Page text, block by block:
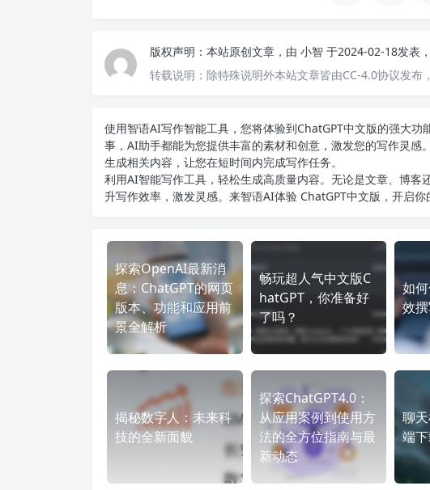
版权声明： 本站原创文章，由 小智 于2024-02-18发表
转载说明： 除特殊说明外本站文章皆由CC-4.0协议发布
使用智语AI写作智能工具，您将体验到ChatGPT中文版的强大
事，AI助手都能为您提供丰富的素材和创意，激发您的写作灵
生成相关内容，让您在短时间内完成写作任务。
利用AI智能写作工具，轻松生成高质量内容。无论是文章、博客
升写作效率，激发灵感。来智语AI体验 ChatGPT中文版 ，开启
探索OpenAI最新消
息：ChatGPT的网页
版本、功能和应用前
景全解析
畅玩超人气中文版C
hatGPT，你准备好
了吗？
如
效
揭秘数字人：未来科
技的全新面貌
探索ChatGPT4.0：
从应用案例到使用方
法的全方位指南与最
新动态
聊
端